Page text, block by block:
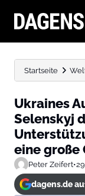
Startseite
Ukraines
Selenskyj
eine große
Peter Zeifert•
dagens.de